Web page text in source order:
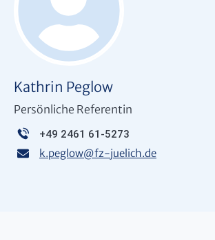
Kathrin Peglow
Persönliche Referentin
+49 2461 61-5273
k.peglow@fz-juelich.de